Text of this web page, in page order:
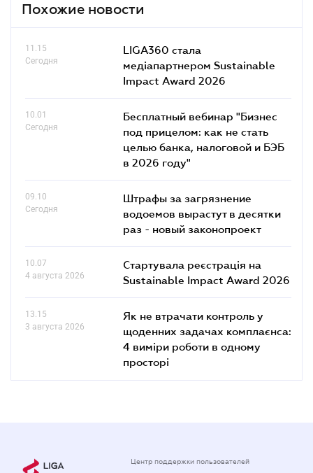
Похожие новости
11.15
Сегодня
LIGA360 стала
медіапартнером Sustainable
Impact Award 2026
10.01
Сегодня
Бесплатный вебинар "Бизнес
под прицелом: как не стать
целью банка, налоговой и БЭБ
в 2026 году"
09.10
Сегодня
Штрафы за загрязнение
водоемов вырастут в десятки
раз - новый законопроект
10.07
4 августа 2026
Стартувала реєстрація на
Sustainable Impact Award 2026
13.15
3 августа 2026
Як не втрачати контроль у
щоденних задачах комплаєнса:
4 виміри роботи в одному
просторі
Центр поддержки пользователей